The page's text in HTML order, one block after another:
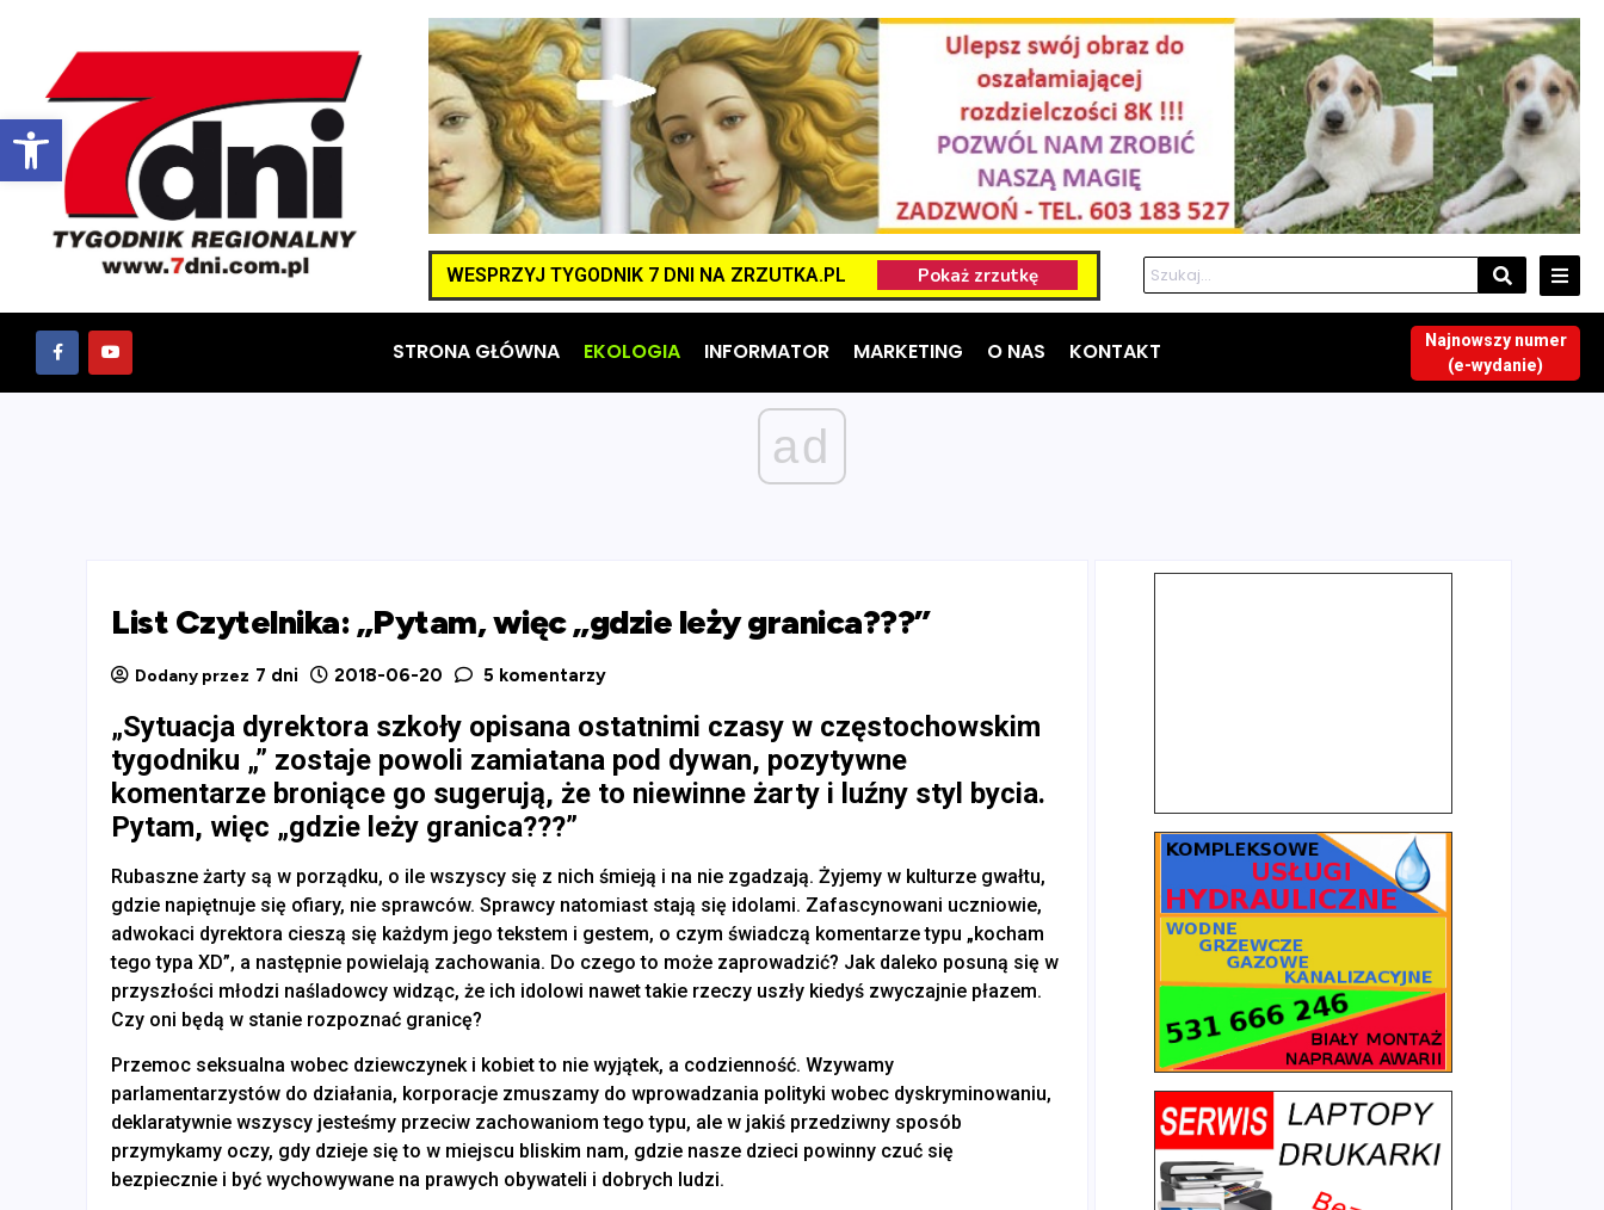
Otwórz pasek narzędzi
WESPRZYJ TYGODNIK 7 DNI NA ZRZUTKA.PL
STRONA GŁÓWNA EKOLOGIA INFORMATOR MARKETING O NAS KONTAKT
Najnowszy numer
(e-wydanie)
ad
List Czytelnika: „Pytam, więc „gdzie leży granica???”
Dodany przez 7 dni 2018-06-20 5 komentarzy
„Sytuacja dyrektora szkoły opisana ostatnimi czasy w częstochowskim
tygodniku „” zostaje powoli zamiatana pod dywan, pozytywne
komentarze broniące go sugerują, że to niewinne żarty i luźny styl bycia.
Pytam, więc „gdzie leży granica???”
Rubaszne żarty są w porządku, o ile wszyscy się z nich śmieją i na nie zgadzają. Żyjemy w kulturze gwałtu,
gdzie napiętnuje się ofiary, nie sprawców. Sprawcy natomiast stają się idolami. Zafascynowani uczniowie,
adwokaci dyrektora cieszą się każdym jego tekstem i gestem, o czym świadczą komentarze typu „kocham
tego typa XD”, a następnie powielają zachowania. Do czego to może zaprowadzić? Jak daleko posuną się w
przyszłości młodzi naśladowcy widząc, że ich idolowi nawet takie rzeczy uszły kiedyś zwyczajnie płazem.
Czy oni będą w stanie rozpoznać granicę?
Przemoc seksualna wobec dziewczynek i kobiet to nie wyjątek, a codzienność. Wzywamy
parlamentarzystów do działania, korporacje zmuszamy do wprowadzania polityki wobec dyskryminowaniu,
deklaratywnie wszyscy jesteśmy przeciw zachowaniom tego typu, ale w jakiś przedziwny sposób
przymykamy oczy, gdy dzieje się to w miejscu bliskim nam, gdzie nasze dzieci powinny czuć się
bezpiecznie i być wychowywane na prawych obywateli i dobrych ludzi.